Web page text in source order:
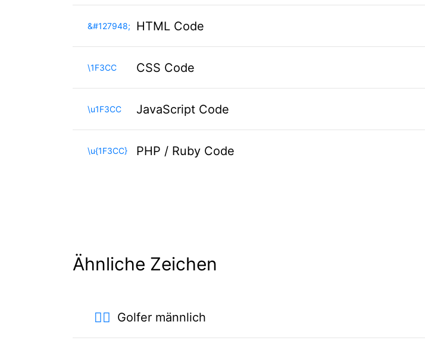
&#127948; HTML Code
\1F3CC CSS Code
\u1F3CC JavaScript Code
\u{1F3CC} PHP / Ruby Code
Ähnliche Zeichen
🏌️‍♂️ Golfer männlich